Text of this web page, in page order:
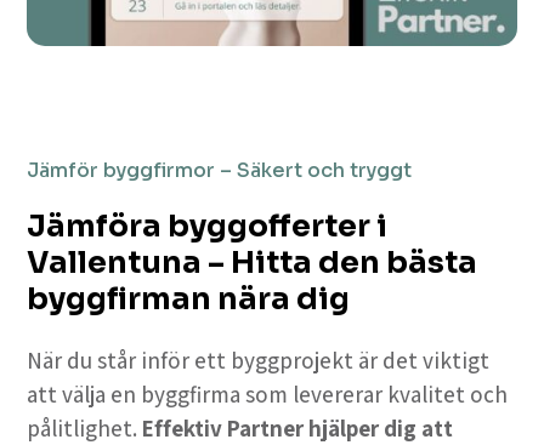
Jämför byggfirmor – Säkert och tryggt
Jämföra byggofferter i
Vallentuna – Hitta den bästa
byggfirman nära dig
När du står inför ett byggprojekt är det viktigt
att välja en byggfirma som levererar kvalitet och
pålitlighet. Effektiv Partner hjälper dig att